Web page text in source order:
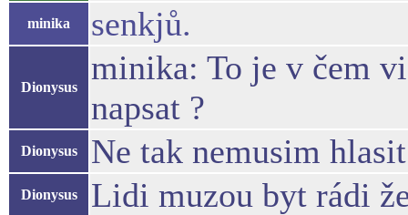
minika senkjů.
Dionysus
minika: To je v čem
napsat ?
Dionysus Ne tak nemusim
Dionysus Lidi muzou byt rádi